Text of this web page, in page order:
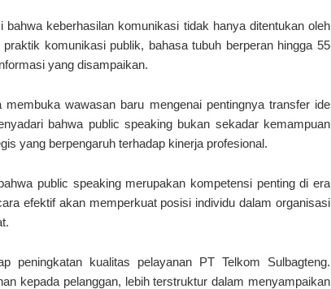
keberhasilan komunikasi tidak hanya ditentukan oleh
komunikasi publik, bahasa tubuh berperan hingga 55
yang disampaikan.
wawasan baru mengenai pentingnya transfer ide
bahwa public speaking bukan sekadar kemampuan
yang berpengaruh terhadap kinerja profesional.
public speaking merupakan kompetensi penting di era
efektif akan memperkuat posisi individu dalam organisasi
peningkatan kualitas pelayanan PT Telkom Sulbagteng.
kepada pelanggan, lebih terstruktur dalam menyampaikan